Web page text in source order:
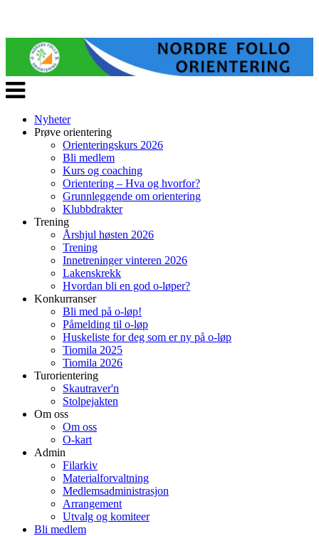
Veksle
navigasjon
Nyheter
Prøve orientering
Orienteringskurs 2026
Bli medlem
Kurs og coaching
Orientering – Hva og hvorfor?
Grunnleggende om orientering
Klubbdrakter
Trening
Årshjul høsten 2026
Trening
Innetreninger vinteren 2026
Lakenskrekk
Hvordan bli en god o-løper?
Konkurranser
Bli med på o-løp!
Påmelding til o-løp
Huskeliste for deg som er ny på o-løp
Tiomila 2025
Tiomila 2026
Turorientering
Skautraver'n
Stolpejakten
Om oss
Om oss
O-kart
Admin
Filarkiv
Materialforvaltning
Medlemsadministrasjon
Arrangement
Utvalg og komiteer
Bli medlem